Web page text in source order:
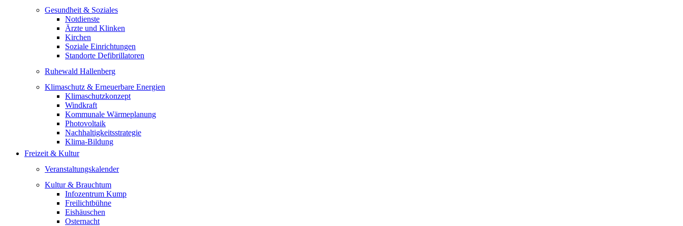
Gesundheit & Soziales
Notdienste
Ärzte und Klinken
Kirchen
Soziale Einrichtungen
Standorte Defibrillatoren
Ruhewald Hallenberg
Klimaschutz & Erneuerbare Energien
Klimaschutzkonzept
Windkraft
Kommunale Wärmeplanung
Photovoltaik
Nachhaltigkeitsstrategie
Klima-Bildung
Freizeit & Kultur
Veranstaltungskalender
Kultur & Brauchtum
Infozentrum Kump
Freilichtbühne
Eishäuschen
Osternacht